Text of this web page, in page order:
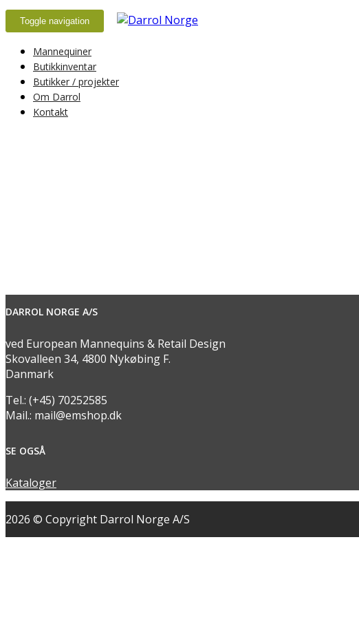
Toggle navigation
Mannequiner
Butikkinventar
Butikker / projekter
Om Darrol
Kontakt
DARROL NORGE A/S
ved European Mannequins & Retail Design
Skovalleen 34, 4800 Nykøbing F.
Danmark
Tel.: (+45) 70252585
Mail.: mail@emshop.dk
SE OGSÅ
Kataloger
2026 © Copyright Darrol Norge A/S